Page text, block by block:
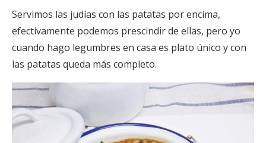
Servimos las judías con las patatas por encima,
efectivamente podemos prescindir de ellas, pero yo
cuando hago legumbres en casa es plato único y con
las patatas queda más completo.